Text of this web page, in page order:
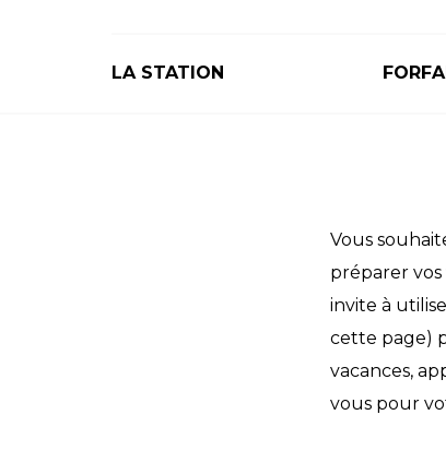
LA STATION
Vous
préparer vos
invite à
cette page)
vacances,
vous pour